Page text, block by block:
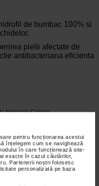
pentru funcționarea acestui
înțelegem cum se navighează
în care funcționează site-
exacte în cazul căutărilor,
Partenerii noștri folosesc
personalizată pe baza
de bumbac 100% si
pielii afectate de
antibacteriana eficienta
farmacie Catena
actionati in caz de julituri
este important sa stiti
caz de julituri si